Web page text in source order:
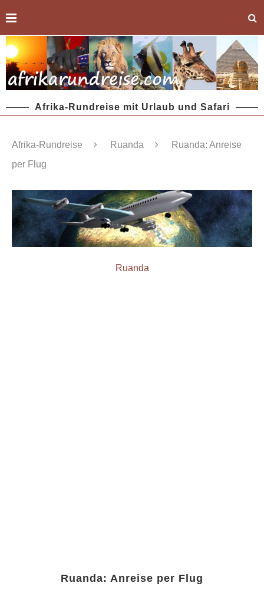
Afrika-Rundreise mit Urlaub und Safari
Afrika-Rundreise Ruanda
Ruanda: Anreise
per Flug
Ruanda
Ruanda: Anreise per Flug